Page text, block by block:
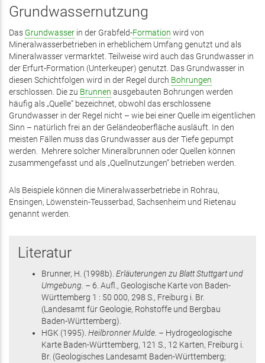
Grundwassernutzung
Das Grundwasser in der Grabfeld-Formation wird von
Mineralwasserbetrieben in erheblichem Umfang genutzt und als
Mine­ralwasser vermarktet. Teilweise wird auch das Grundwasser in
der Erfurt-Formation (Unterkeuper) genutzt. Das Grundwasser in
diesen Schichtfolgen wird in der Regel durch Bohrungen
erschlossen. Die zu Brunnen ausgebauten Bohrungen werden
häufig als „Quelle“ bezeichnet, obwohl das erschlossene
Grundwasser in der Regel nicht – wie bei einer Quelle im eigentlichen
Sinn – natürlich frei an der Geländeoberfläche ausläuft. In den
meisten Fällen muss das Grundwasser aus der Tiefe gepumpt
werden. Mehrere solcher Mineralbrunnen oder Quellen können
zusammengefasst und als „Quellnutzungen“ betrieben werden.
Als Beispiele können die Mineralwasserbetriebe in Rohrau,
Ensingen, Löwenstein-Teusserbad, Sachsenheim und Rietenau
genannt werden.
Literatur
Brunner, H. (1998b). Erläuterungen zu Blatt Stuttgart und
Umgebung. – 6. Aufl., Geologische Karte von Baden-
Württemberg 1 : 50 000, 298 S., Freiburg i. Br.
(Landesamt für Geologie, Rohstoffe und Bergbau
Baden-Württemberg).
HGK (1995). Heilbronner Mulde. – Hydrogeologische
Karte Baden-Württemberg, 121 S., 12 Karten, Freiburg i.
Br. (Geologisches Landesamt Baden-Württemberg;